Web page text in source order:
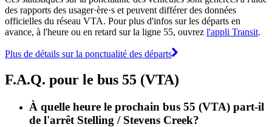
des rapports des usager·ère·s et peuvent différer des données
officielles du réseau VTA. Pour plus d'infos sur les départs en
avance, à l'heure ou en retard sur la ligne 55, ouvrez l'appli Transit.
Plus de détails sur la ponctualité des départs
F.A.Q. pour le bus 55 (VTA)
À quelle heure le prochain bus 55 (VTA) part-il
de l'arrêt Stelling / Stevens Creek?